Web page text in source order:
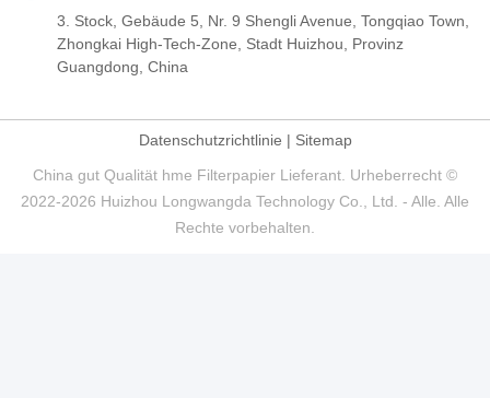
3. Stock, Gebäude 5, Nr. 9 Shengli Avenue, Tongqiao Town,
Zhongkai High-Tech-Zone, Stadt Huizhou, Provinz
Guangdong, China
Datenschutzrichtlinie | Sitemap
China gut Qualität hme Filterpapier Lieferant. Urheberrecht ©
2022-2026 Huizhou Longwangda Technology Co., Ltd. - Alle. Alle
Rechte vorbehalten.